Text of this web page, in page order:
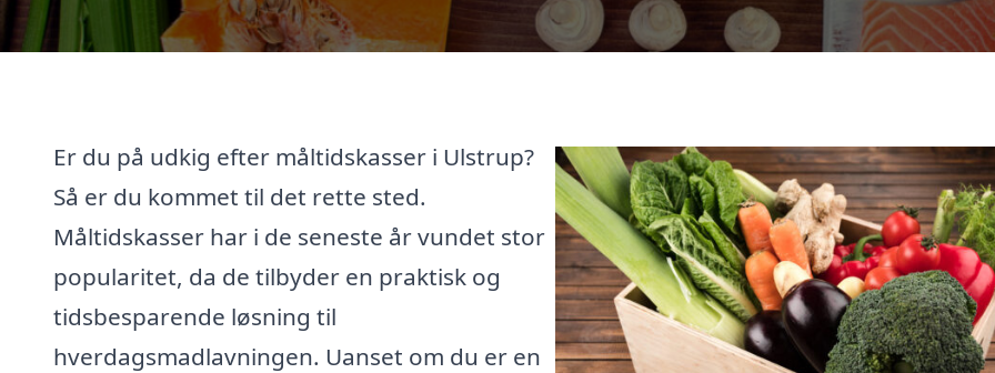
Er du på udkig efter måltidskasser i Ulstrup?
Så er du kommet til det rette sted.
Måltidskasser har i de seneste år vundet stor
popularitet, da de tilbyder en praktisk og
tidsbesparende løsning til
hverdagsmadlavningen. Uanset om du er en